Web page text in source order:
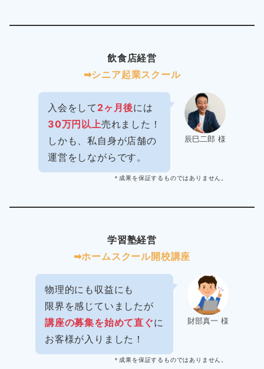
飲食店経営
➡︎シニア起業スクール
辰巳二郎 様
入会をして 2ヶ月後には
30万円以上売れました！
しかも、私自身が店舗の
運営をしながらです。
＊成果を保証するものではありません。
学習塾経営
➡︎ホームスクール開校講座
財部真一 様
物理的にも収益にも
限界を感じていましたが
講座の募集を始めて直ぐに
お客様が入りました！
＊成果を保証するものではありません。